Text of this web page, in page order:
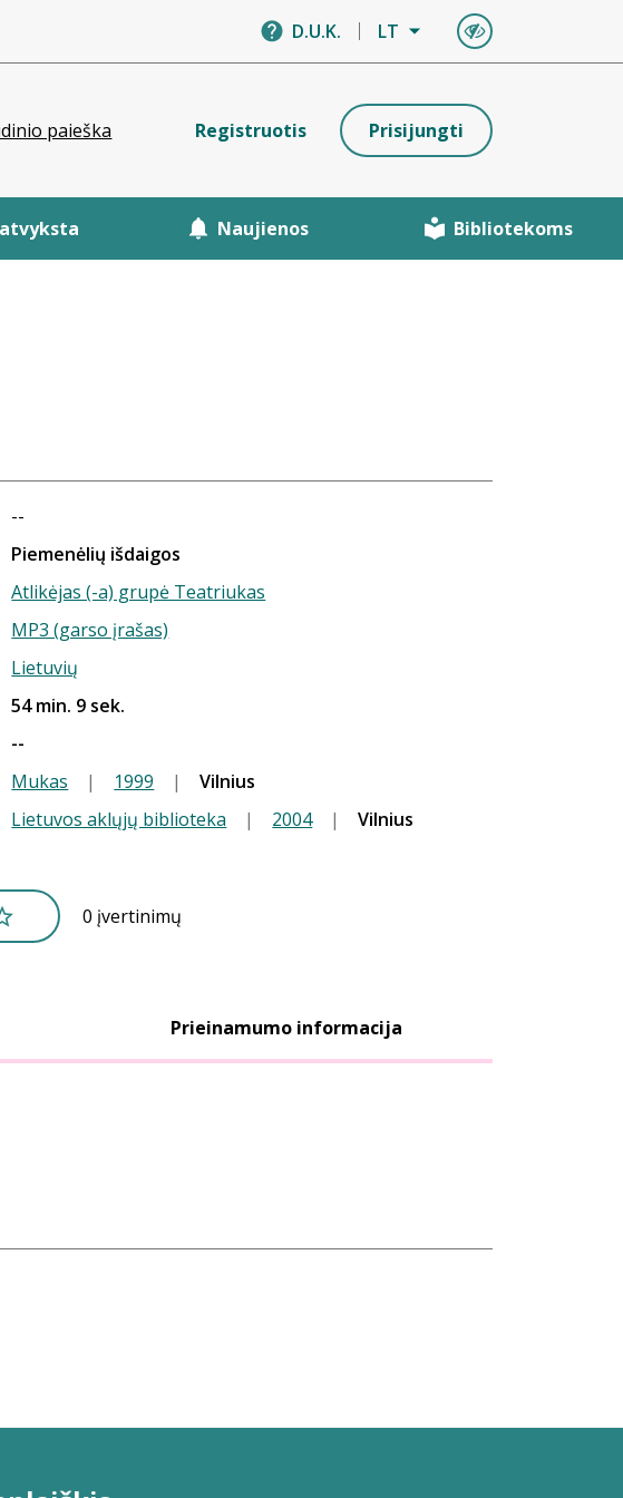
D.U.K. LT
paieška Registruotis Prisijungti
atvyksta Naujienos Bibliotekoms
--
Piemenėlių išdaigos
Atlikėjas (-a) grupė Teatriukas
MP3 (garso įrašas)
Lietuvių
54 min. 9 sek.
--
Mukas | 1999 |
Vilnius
Lietuvos aklųjų biblioteka | 2004 | Vilnius
0 įvertinimų
Prieinamumo informacija